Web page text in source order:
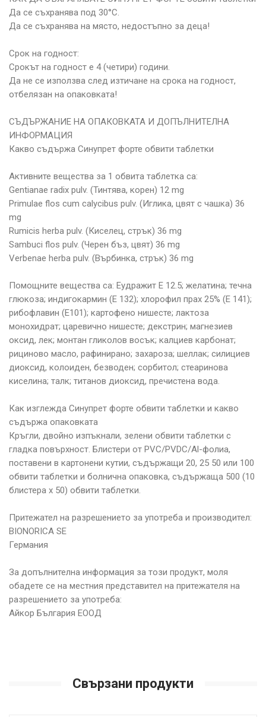
Да се съхранява под 30°С.
Да се съхранява на място, недостъпно за деца!
Срок на годност:
Срокът на годност е 4 (четири) години.
Да не се използва след изтичане на срока на годност,
отбелязан на опаковката!
СЪДЪРЖАНИЕ НА ОПАКОВКАТА И ДОПЪЛНИТЕЛНА
ИНФОРМАЦИЯ
Какво съдържа Синупрет форте обвити таблетки
Активните вещества за 1 обвита таблетка са:
Gentianae radix pulv. (Тинтява, корен) 12 mg
Primulae flos cum calycibus pulv. (Иглика, цвят c чашка) 36
mg
Rumicis herba pulv. (Киселец, стрък) 36 mg
Sambuci flos pulv. (Черен бъз, цвят) 36 mg
Verbenae herba pulv. (Върбинка, стрък) 36 mg
Помощните вещества са: Еудражит Е 12.5; желатина; течна
глюкоза; индигокармин (Е 132); хлорофил прах 25% (Е 141);
рибофлавин (Е101); картофено нишесте; лактоза
монохидрат; царевично нишесте; декстрин; магнезиев
оксид, лек; монтан гликолов восък; калциев карбонат;
рициново масло, рафинирано; захароза; шеллак; силициев
диоксид, колоиден, безводен; сорбитол; стеаринова
киселина; талк; титанов диоксид, пречистена вода.
Как изглежда Синупрет форте обвити таблетки и какво
съдържа опаковката
Кръгли, двойно изпъкнали, зелени обвити таблетки с
гладка повърхност. Блистери от PVC/PVDC/Al-фолиа,
поставени в картонени кутии, съдържащи 20, 25 50 или 100
обвити таблетки и болнична опаковка, съдържаща 500 (10
блистера х 50) обвити таблетки.
Притежател на разрешението за употреба и производител:
BIONORICA SE
Германия
За допълнителна информация за този продукт, моля
обадете се на местния представител на притежателя на
разрешението за употреба:
Айкор България ЕООД
Свързани продукти